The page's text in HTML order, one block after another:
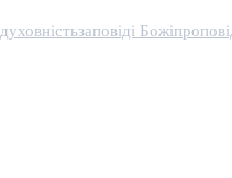
духовністьзаповіді Божі